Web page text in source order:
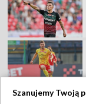
Szanujemy Twoją